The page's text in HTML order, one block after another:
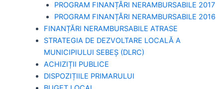
PROGRAM FINANȚĂRI NERAMBURSABILE 2017
PROGRAM FINANȚĂRI NERAMBURSABILE 2016
FINANȚĂRI NERAMBURSABILE ATRASE
STRATEGIA DE DEZVOLTARE LOCALĂ A
MUNICIPIULUI SEBEȘ (DLRC)
ACHIZIȚII PUBLICE
DISPOZIȚIILE PRIMARULUI